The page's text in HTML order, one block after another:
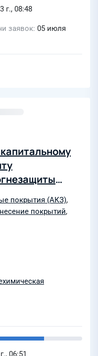
г., 08:48
заявок 05 июля
ПНХ
покрытия (АКЗ),
покрытий,
06:51